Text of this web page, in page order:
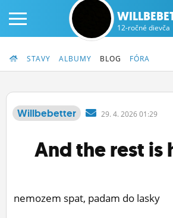
PRIHLÁS SA
ČINŽIAK
STATUSY
12-ročné dievča
STAVY ALBUMY BLOG FÓRA
Willbebetter 29. 4. 2026 01:29
And the rest is
nemozem spat, padam do lasky